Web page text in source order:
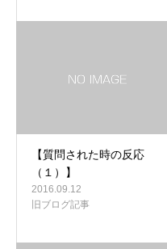
【質問された時の反応
（１）】
2016.09.12
旧ブログ記事